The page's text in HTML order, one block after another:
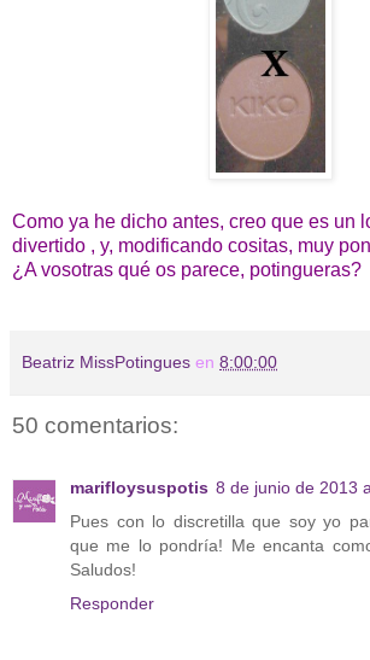
Como ya he dicho antes, creo que es un
divertido , y, modificando cositas, muy
¿A vosotras qué os parece, potingueras?
Beatriz MissPotingues en 8:00:00
50 comentarios:
marifloysuspotis 8 de junio de 2013
Pues con lo discretilla que soy yo
que me lo pondría! Me encanta
Saludos!
Responder